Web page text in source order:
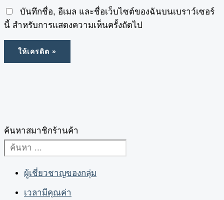
บันทึกชื่อ, อีเมล และชื่อเว็บไซต์ของฉันบนเบราว์เซอร์
นี้ สำหรับการแสดงความเห็นครั้งถัดไป
ค้นหาสมาชิกร้านค้า
ผู้เชี่ยวชาญของกลุ่ม
เวลามีคุณค่า